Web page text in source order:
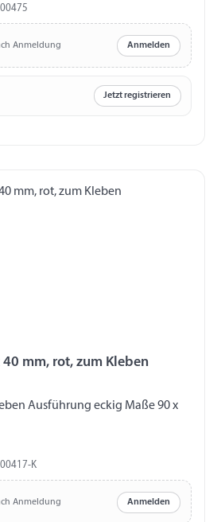
Anmeldung Anmelden
Jetzt registrieren
mm, rot, zum Kleben
Ausführung eckig Maße 90 x
K
Anmeldung Anmelden